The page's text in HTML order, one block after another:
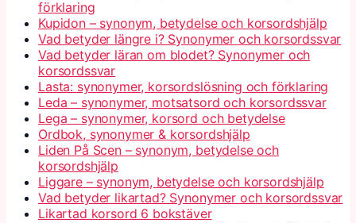
förklaring
Kupidon – synonym, betydelse och korsordshjälp
Vad betyder längre i? Synonymer och korsordssvar
Vad betyder läran om blodet? Synonymer och
korsordssvar
Lasta: synonymer, korsordslösning och förklaring
Leda – synonymer, motsatsord och korsordssvar
Lega – synonymer, korsord och betydelse
Ordbok, synonymer & korsordshjälp
Liden På Scen – synonym, betydelse och
korsordshjälp
Liggare – synonym, betydelse och korsordshjälp
Vad betyder likartad? Synonymer och korsordssvar
Likartad korsord 6 bokstäver